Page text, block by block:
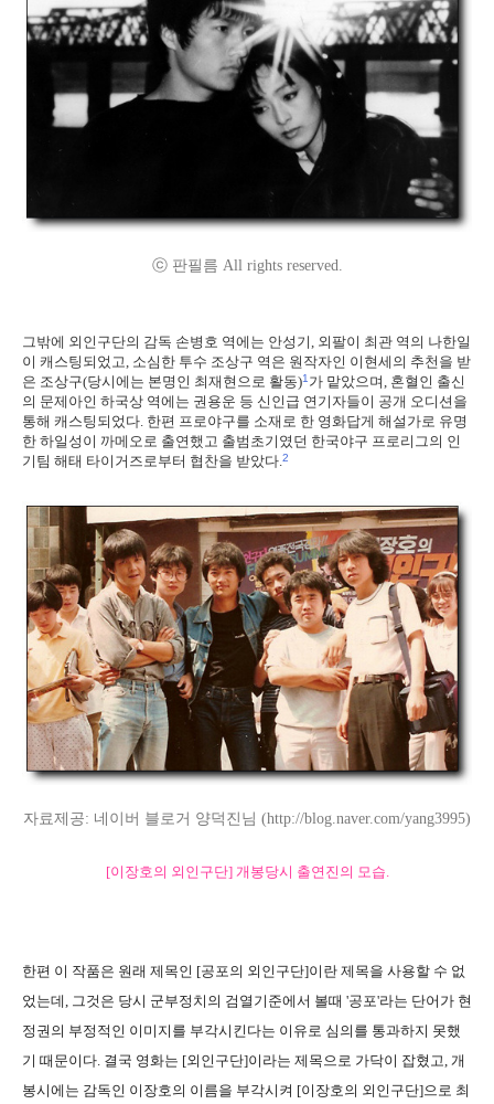
ⓒ 판필름 All rights reserved.
그밖에 외인구단의 감독 손병호 역에는 안성기, 외팔이 최관 역의 나한일
이 캐스팅되었고, 소심한 투수 조상구 역은 원작자인 이현세의 추천을 받
은 조상구(당시에는 본명인 최재현으로 활동)1 가 맡았으며, 혼혈인 출신
의 문제아인 하국상 역에는 권용운 등 신인급 연기자들이 공개 오디션을
통해 캐스팅되었다. 한편 프로야구를 소재로 한 영화답게 해설가로 유명
한 하일성이 까메오로 출연했고 출범초기였던 한국야구 프로리그의 인
기팀 해태 타이거즈로부터 협찬을 받았다.2
자료제공: 네이버 블로거 양덕진님 (http://blog.naver.com/yang3995)
[이장호의 외인구단] 개봉당시 출연진의 모습.
한편 이 작품은 원래 제목인 [공포의 외인구단]이란 제목을 사용할 수 없
었는데, 그것은 당시 군부정치의 검열기준에서 볼때 '공포'라는 단어가 현
정권의 부정적인 이미지를 부각시킨다는 이유로 심의를 통과하지 못했
기 때문이다. 결국 영화는 [외인구단]이라는 제목으로 가닥이 잡혔고, 개
봉시에는 감독인 이장호의 이름을 부각시켜 [이장호의 외인구단]으로 최